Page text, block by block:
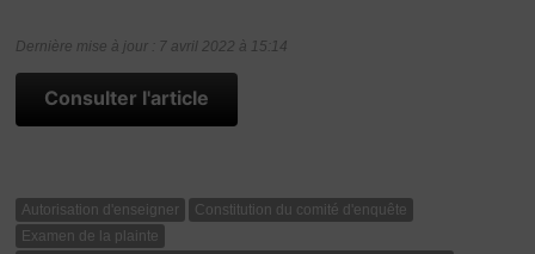
Dernière mise à jour : 7 avril 2022 à 15:14
Consulter l'article
Autorisation d'enseigner
Constitution du comité d'enquête
Examen de la plainte